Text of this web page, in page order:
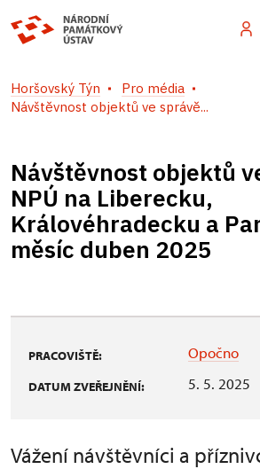
Horšovský Týn
Pro média
Návštěvnost objektů ve správě...
Návštěvnost objektů
NPÚ na Liberecku,
Královéhradecku a
měsíc duben 2025
PRACOVIŠTĚ: Opočno
DATUM ZVEŘEJNĚNÍ: 5. 5. 2025
Vážení návštěvníci a